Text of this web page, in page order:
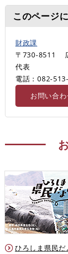
このページ
財政課
〒730-8511
代表
電話：082-
お問い合
ひろしま県民だ